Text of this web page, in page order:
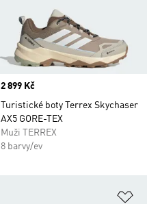
Price
2 899 Kč
Turistické boty Terrex Skychaser
AX5 GORE-TEX
Muži TERREX
8 barvy/ev